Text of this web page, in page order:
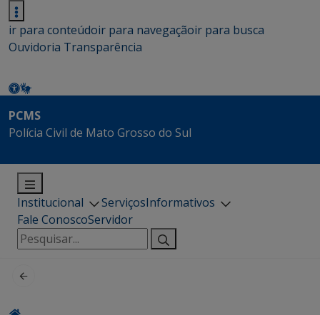
ir para conteúdoir para navegaçãoir para busca
Ouvidoria Transparência
PCMS
Polícia Civil de Mato Grosso do Sul
Institucional ServiçosInformativos
Fale ConoscoServidor
Pesquisar
por: